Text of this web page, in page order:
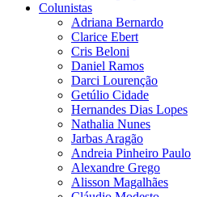
Colunistas
Adriana Bernardo
Clarice Ebert
Cris Beloni
Daniel Ramos
Darci Lourenção
Getúlio Cidade
Hernandes Dias Lopes
Nathalia Nunes
Jarbas Aragão
Andreia Pinheiro Paulo
Alexandre Grego
Alisson Magalhães